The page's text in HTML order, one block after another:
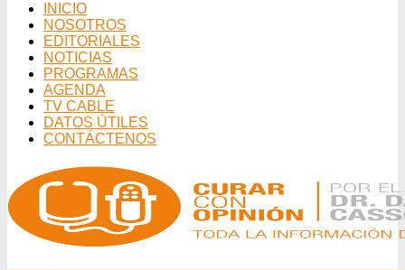
INICIO
NOSOTROS
EDITORIALES
NOTICIAS
PROGRAMAS
AGENDA
TV CABLE
DATOS ÚTILES
CONTÁCTENOS